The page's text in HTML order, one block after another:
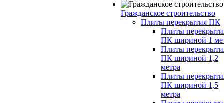
Гражданское строительство
Плиты перекрытия ПК
Плиты
ПК шириной 1
Плиты
ПК шириной 1,2
метра
Плиты
ПК шириной 1,5
метра